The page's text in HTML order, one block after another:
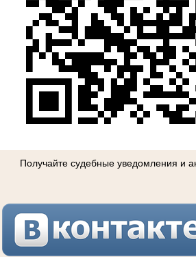
Получайте судебные уведомления и